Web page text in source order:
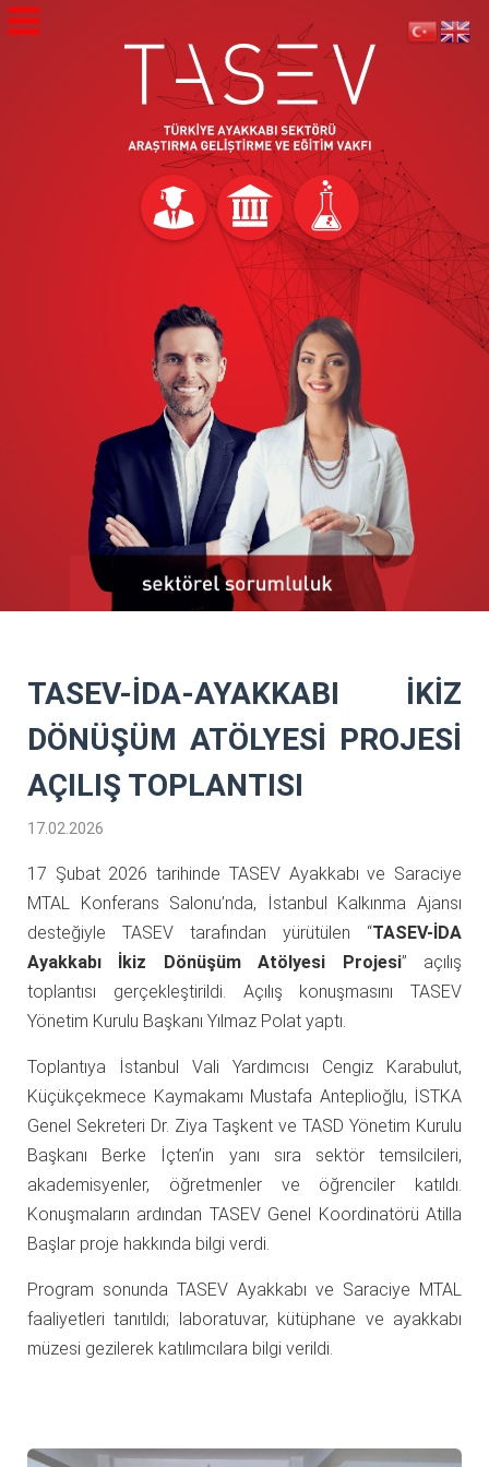
TASEV-İDA-AYAKKABI İKİZ
DÖNÜŞÜM ATÖLYESİ PROJESİ
AÇILIŞ TOPLANTISI
17.02.2026
17 Şubat 2026 tarihinde TASEV Ayakkabı ve Saraciye
MTAL Konferans Salonu’nda, İstanbul Kalkınma Ajansı
desteğiyle TASEV tarafından yürütülen “TASEV-İDA
Ayakkabı İkiz Dönüşüm Atölyesi Projesi” açılış
toplantısı gerçekleştirildi. Açılış konuşmasını TASEV
Yönetim Kurulu Başkanı Yılmaz Polat yaptı.
Toplantıya İstanbul Vali Yardımcısı Cengiz Karabulut,
Küçükçekmece Kaymakamı Mustafa Anteplioğlu, İSTKA
Genel Sekreteri Dr. Ziya Taşkent ve TASD Yönetim Kurulu
Başkanı Berke İçten’in yanı sıra sektör temsilcileri,
akademisyenler, öğretmenler ve öğrenciler katıldı.
Konuşmaların ardından TASEV Genel Koordinatörü Atilla
Başlar proje hakkında bilgi verdi.
Program sonunda TASEV Ayakkabı ve Saraciye MTAL
faaliyetleri tanıtıldı; laboratuvar, kütüphane ve ayakkabı
müzesi gezilerek katılımcılara bilgi verildi.